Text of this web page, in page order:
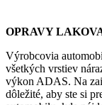
OPRAVY
Výrobcovia
všetkých vrstiev
výkon ADAS. Na
dôležité, aby ste si